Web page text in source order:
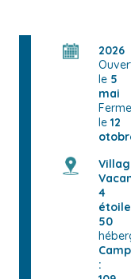
2026
le5
mai
le 12
4
50
: